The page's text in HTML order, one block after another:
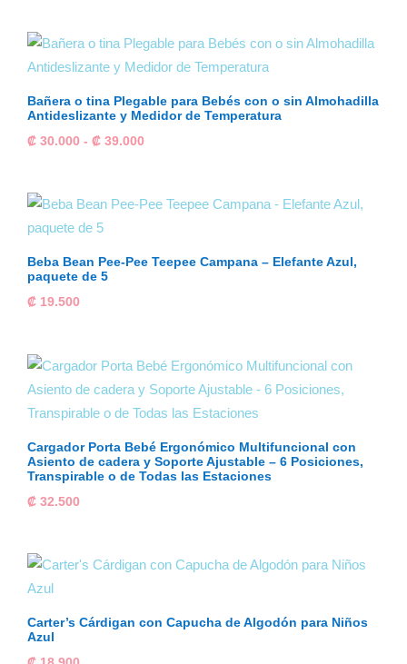
Bañera o tina Plegable para Bebés con o sin Almohadilla
Antideslizante y Medidor de Temperatura
₡ 30.000 - ₡ 39.000
desde
hasta
Beba Bean Pee-Pee Teepee Campana – Elefante Azul,
paquete de 5
₡ 19.500
Cargador Porta Bebé Ergonómico Multifuncional con
Asiento de cadera y Soporte Ajustable – 6 Posiciones,
Transpirable o de Todas las Estaciones
₡ 32.500
Carter’s Cárdigan con Capucha de Algodón para Niños
Azul